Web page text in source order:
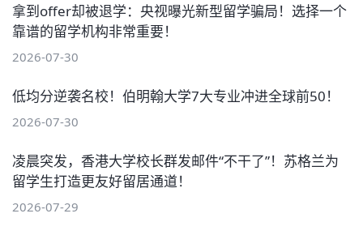
拿到offer却被退学：央视曝光新型留学骗局！选择一个
靠谱的留学机构非常重要！
2026-07-30
低均分逆袭名校！伯明翰大学7大专业冲进全球前50！
2026-07-30
凌晨突发，香港大学校长群发邮件“不干了”！苏格兰为
留学生打造更友好留居通道！
2026-07-29